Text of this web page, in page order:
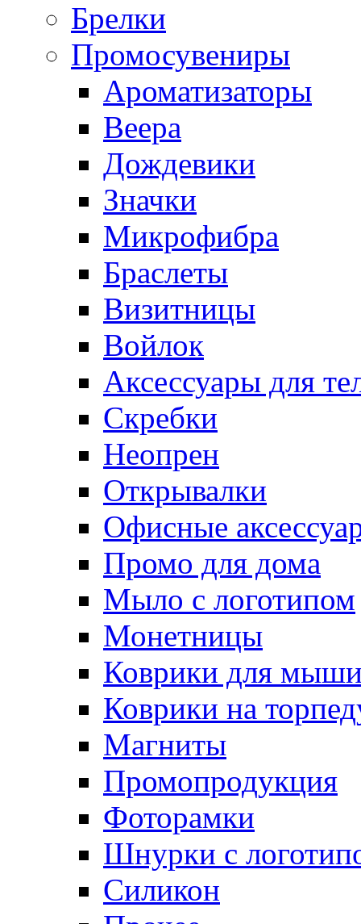
Брелки
Промосувениры
Ароматизаторы
Веера
Дождевики
Значки
Микрофибра
Браслеты
Визитницы
Войлок
Аксессуары для
Cкребки
Неопрен
Открывалки
Офисные
Промо для дома
Мыло с логотипом
Монетницы
Коврики для
Коврики на
Магниты
Промопродукция
Фоторамки
Шнурки с
Силикон